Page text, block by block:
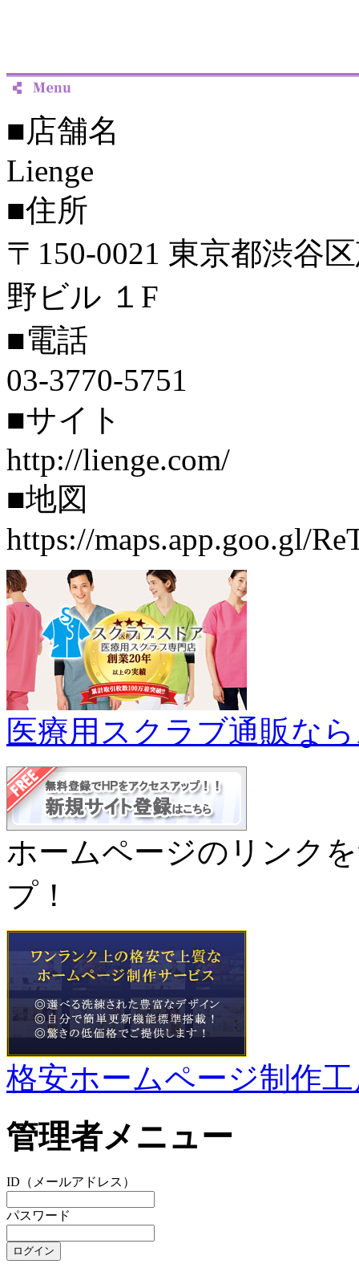
■店舗名
Lienge
■住所
〒150-0021 東京都渋谷
野ビル １F
■電話
03-3770-5751
■サイト
http://lienge.com/
■地図
https://maps.app.goo.gl/
医療用スクラブ通販な
ホームページのリンク
プ！
格安ホームページ制作
管理者メニュー
ID（メールアドレス）
パスワード